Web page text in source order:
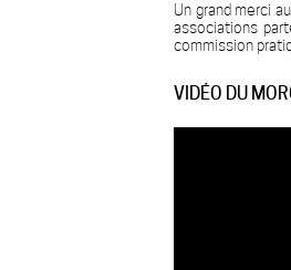
Un grand merci
associations
commission
VIDÉO DU